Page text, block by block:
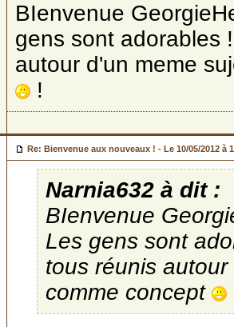
BIenvenue
gens sont adorables
autour d'un meme
!
Re: Bienvenue aux nouveaux ! - Le 10/05/2012 à
Narnia632 à dit :
BIenvenue
Les gens sont
tous réunis
comme concept